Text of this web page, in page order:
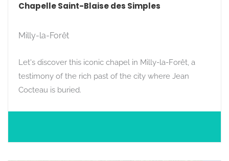
Chapelle Saint-Blaise des Simples
Milly-la-Forêt
Let's discover this iconic chapel in Milly-la-Forêt, a
testimony of the rich past of the city where Jean
Cocteau is buried.